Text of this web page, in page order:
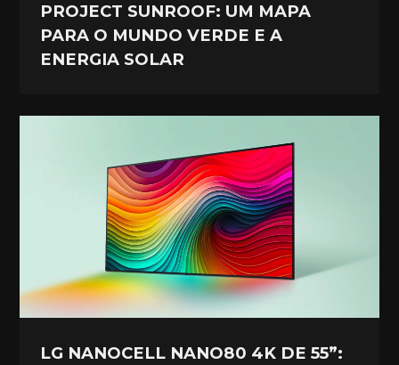
PROJECT SUNROOF: UM MAPA
PARA O MUNDO VERDE E A
ENERGIA SOLAR
LG NANOCELL NANO80 4K DE 55”: